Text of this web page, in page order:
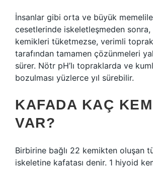
İnsanlar gibi orta ve büyük
cesetlerinde iskeletleşmeden
kemikleri tüketmezse, verimli
tarafından tamamen çözünmeleri
sürer. Nötr pH’lı topraklarda ve
bozulması yüzlerce yıl sürebilir.
KAFADA KAÇ
VAR?
Birbirine bağlı 22 kemikten oluşan
iskeletine kafatası denir. 1 hiyoid